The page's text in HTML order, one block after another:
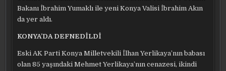
Bakanı İbrahim Yumaklı ile yeni Konya Valisi İbrahim Akın
da yer aldı.
KONYA’DA DEFNEDİLDİ
Eski AK Parti Konya Milletvekili İlhan Yerlikaya’nın babası
olan 85 yaşındaki Mehmet Yerlikaya’nın cenazesi, ikindi